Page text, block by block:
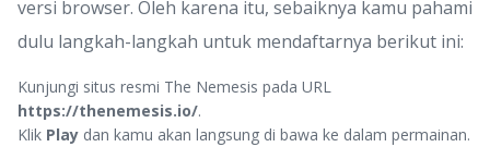
versi browser. Oleh karena itu, sebaiknya kamu pahami
dulu langkah-langkah untuk mendaftarnya berikut ini:
Kunjungi situs resmi The Nemesis pada URL
https://thenemesis.io/.
Klik Play dan kamu akan langsung di bawa ke dalam permainan.